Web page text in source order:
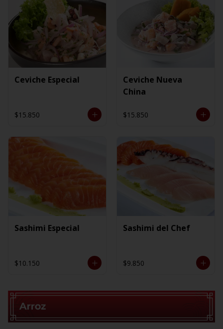
Ceviche Especial
$15.850
Ceviche Nueva
China
$15.850
Sashimi Especial
$10.150
Sashimi del Chef
$9.850